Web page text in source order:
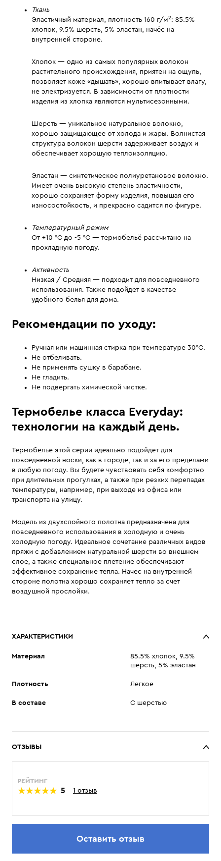
Ткань
Эластичный материал, плотность 160 г/м2 : 85.5%
хлопок, 9.5% шерсть, 5% эластан, начёс на
внутренней стороне.
Хлопок — одно из самых популярных волокон
растительного происхождения, приятен на ощупь,
позволяет коже «дышать», хорошо впитывает влагу,
не электризуется. В зависимости от плотности
изделия из хлопка являются мультисезонными.
Шерсть — уникальное натуральное волокно,
хорошо защищающее от холода и жары. Волнистая
структура волокон шерсти задерживает воздух и
обеспечивает хорошую теплоизоляцию.
Эластан — синтетическое полиуретановое волокно.
Имеет очень высокую степень эластичности,
хорошо сохраняет форму изделия, повышая его
износостойкость, и прекрасно садится по фигуре.
Температурный режим
От +10 °C до -5 °C — термобельё рассчитано на
прохладную погоду.
Активность
Низкая / Средняя — подходит для повседневного
использования. Также подойдет в качестве
удобного белья для дома.
Рекомендации по уходу:
Ручная или машинная стирка при температуре 30°С.
Не отбеливать.
Не применять сушку в барабане.
Не гладить.
Не подвергать химической чистке.
Термобелье класса Everyday:
технологии на каждый день.
Термобелье этой серии идеально подойдет для
повседневной носки, как в городе, так и за его пределами
в любую погоду. Вы будете чувствовать себя комфортно
при длительных прогулках, а также при резких перепадах
температуры, например, при выходе из офиса или
транспорта на улицу.
Модель из двухслойного полотна предназначена для
повседневного использования в холодную и очень
холодную погоду. Идеальное сочетание различных видов
пряжи с добавлением натуральной шерсти во внешнем
слое, а также специальное плетение обеспечивают
эффективное сохранение тепла. Начес на внутренней
стороне полотна хорошо сохраняет тепло за счет
воздушной прослойки.
ХАРАКТЕРИСТИКИ
Материал
85.5% хлопок, 9.5%
шерсть, 5% эластан
Плотность Легкое
В составе С шерстью
ОТЗЫВЫ
РЕЙТИНГ
5 1 отзыв
Оставить отзыв